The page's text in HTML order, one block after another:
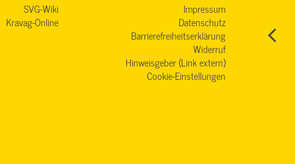
SVG-Wiki
Kravag-Online
Impressum
Datenschutz
Barrierefreiheitserklärung
Widerruf
Hinweisgeber (Link extern)
Cookie-Einstellungen